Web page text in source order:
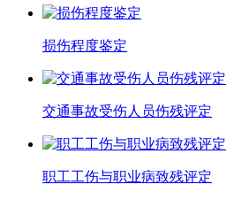
损伤程度鉴定
交通事故受伤人员伤残评定
职工工伤与职业病致残评定